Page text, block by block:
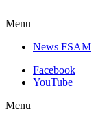
Menu
News FSAM
Facebook
YouTube
Menu